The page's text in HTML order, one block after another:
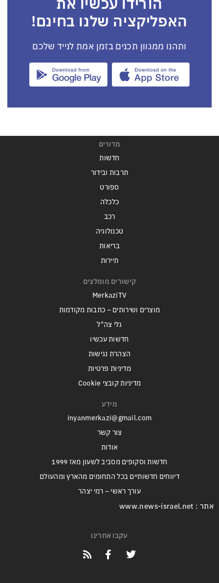
הורידו עכשיו את
האפליקציה שלנו בחינם!
ותהנו ממגוון תכנים בזמן אמת לנייד שלכם
מדורים
חדשות
תרבות ובידור
ספורט
כלכלה
רכב
טכנולוגיה
בריאות
תיירות
קישורים מומלצים
MerkaziTV
מוצרים ושירותים – כתבות מקודמות
גלי צה"ל
חדשות עכשיו
הצהרת נגישות
מדיניות פרטיות
מדיניות קובצי Cookie
מידע
inyanmerkazi@gmail.com
צור קשר
אודות
חדשות וסקופים מסביב לשעון מאז 1999
דיווחים חדשותיים בכל התחומים מהארץ ומהעולם
עורך ראשי – רמי יצהר
אתר : www.news-israel.net
עקבו אחרינו